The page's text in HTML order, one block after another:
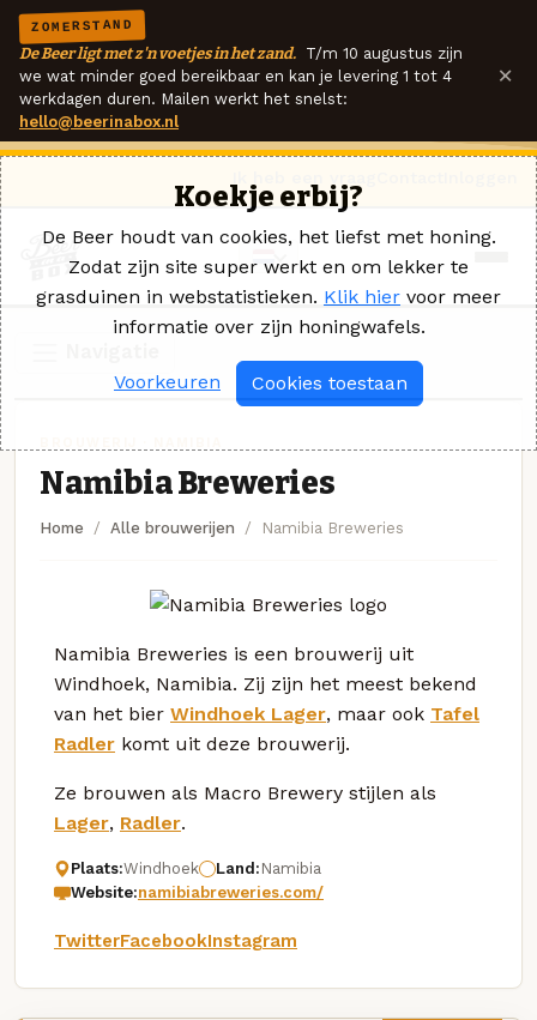
ZOMERSTAND
De Beer ligt met z'n voetjes in het zand. T/m 10 augustus zijn
we wat minder goed bereikbaar en kan je levering 1 tot 4
werkdagen duren. Mailen werkt het snelst:
hello@beerinabox.nl
×
Namibia Breweries
Home Alle brouwerijen Namibia Breweries
Namibia Breweries is een brouwerij uit
Windhoek, Namibia. Zij zijn het meest bekend
van het bier Windhoek Lager, maar ook Tafel
Radler komt uit deze brouwerij.
Ze brouwen als Macro Brewery stijlen als
Lager, Radler.
Plaats:Windhoek Land: Namibia
Website:namibiabreweries.com/
TwitterFacebookInstagram
Koekje erbij?
De Beer houdt van cookies, het liefst met honing.
Zodat zijn site super werkt en om lekker te
grasduinen in webstatistieken. Klik hier voor meer
informatie over zijn honingwafels.
Voorkeuren Cookies toestaan